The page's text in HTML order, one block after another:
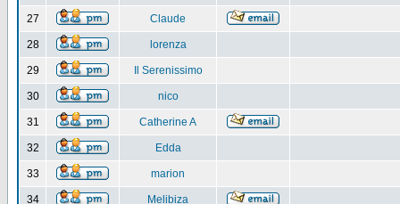
27 Claude
28 lorenza
29 Il Serenissimo
30 nico
31 Catherine A
32 Edda
33 marion
34 Melibiza